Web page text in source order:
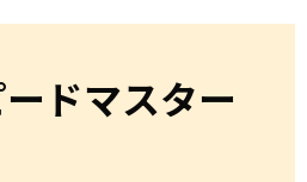
ドマスター